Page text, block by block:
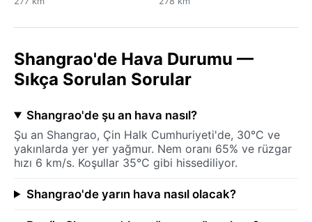
Shangrao'de Hava Durumu —
Sıkça Sorulan Sorular
Shangrao'de şu an hava nasıl?
Şu an Shangrao, Çin Halk Cumhuriyeti'de, 30°C ve
yakınlarda yer yer yağmur. Nem oranı 65% ve rüzgar
hızı 6 km/s. Koşullar 35°C gibi hissediliyor.
Shangrao'de yarın hava nasıl olacak?